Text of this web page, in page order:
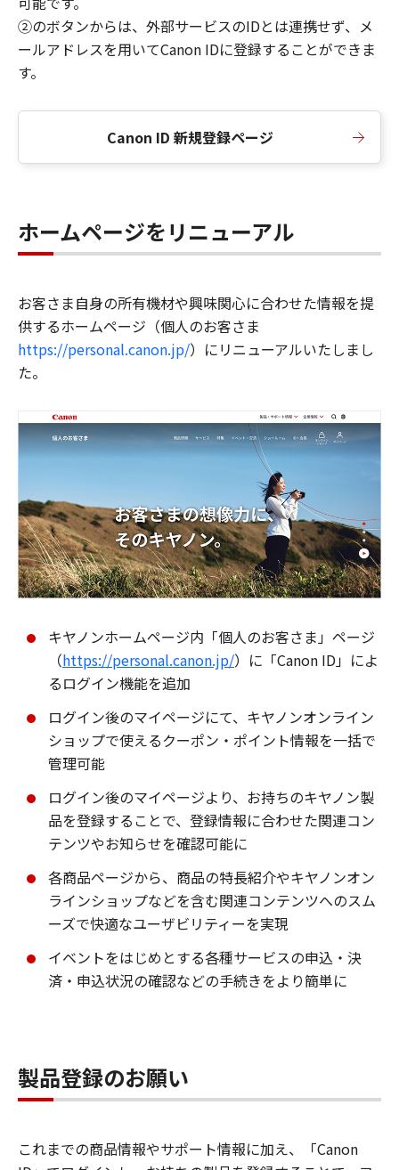
②のボタンからは、外部サービスのIDとは連携せず、メ
ールアドレスを用いてCanon IDに登録することができま
す。
Canon ID 新規登録ページ
ホームページをリニューアル
お客さま自身の所有機材や興味関心に合わせた情報を提
供するホームページ（個人のお客さま
https://personal.canon.jp/）にリニューアルいたしまし
た。
キヤノンホームページ内「個人のお客さま」ページ
（https://personal.canon.jp/）に「Canon ID」によ
るログイン機能を追加
ログイン後のマイページにて、キヤノンオンライン
ショップで使えるクーポン・ポイント情報を一括で
管理可能
ログイン後のマイページより、お持ちのキヤノン製
品を登録することで、登録情報に合わせた関連コン
テンツやお知らせを確認可能に
各商品ページから、商品の特長紹介やキヤノンオン
ラインショップなどを含む関連コンテンツへのスム
ーズで快適なユーザビリティーを実現
イベントをはじめとする各種サービスの申込・決
済・申込状況の確認などの手続きをより簡単に
製品登録のお願い
これまでの商品情報やサポート情報に加え、「Canon